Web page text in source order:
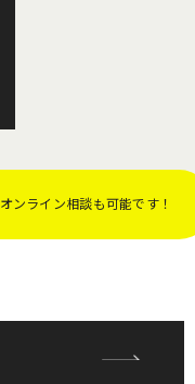
オンライン相談も可能です！